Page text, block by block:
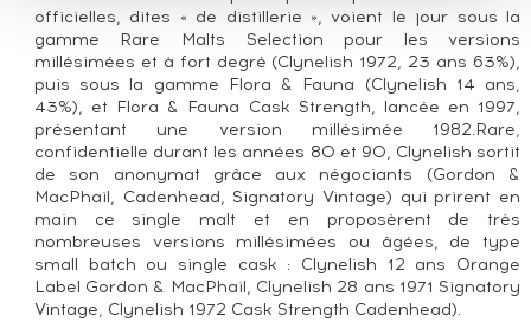
officielles, dites « de distillerie », voient le jour sous la
gamme Rare Malts Selection pour les versions
millésimées et à fort degré (Clynelish 1972, 23 ans 63%),
puis sous la gamme Flora & Fauna (Clynelish 14 ans,
43%), et Flora & Fauna Cask Strength, lancée en 1997,
présentant une version millésimée 1982.Rare,
confidentielle durant les années 80 et 90, Clynelish sortit
de son anonymat grâce aux négociants (Gordon &
MacPhail, Cadenhead, Signatory Vintage) qui prirent en
main ce single malt et en proposèrent de très
nombreuses versions millésimées ou âgées, de type
small batch ou single cask : Clynelish 12 ans Orange
Label Gordon & MacPhail, Clynelish 28 ans 1971 Signatory
Vintage, Clynelish 1972 Cask Strength Cadenhead).